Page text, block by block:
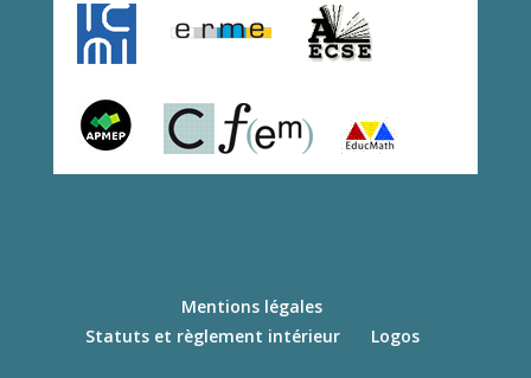
Mentions légales
Statuts et règlement intérieur
Logos